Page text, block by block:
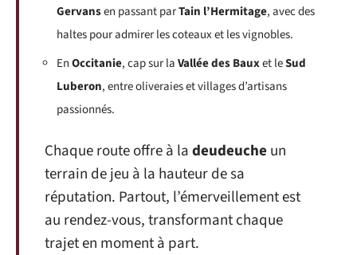
Gervansen passant parTain l’Hermitage, avec des
haltes pour admirer les coteaux et les vignobles.
EnOccitanie, cap sur laVallée des Bauxet leSud
Luberon, entre oliveraies et villages d’artisans
passionnés.
Chaque route offre à ladeudeuche un
terrain de jeu à la hauteur de sa
réputation. Partout, l’émerveillement est
au rendez-vous, transformant chaque
trajet en moment à part.